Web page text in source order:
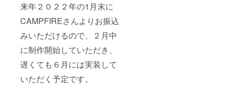
来年２０２２年の1月末に
CAMPFIREさんよりお振込
みいただけるので、２月中
に制作開始していただき、
遅くても６月には実装して
いただく予定です。